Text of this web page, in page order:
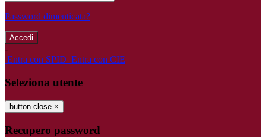
Password dimenticata?
-
Entra con SPID Entra con CIE
Seleziona utente
button close ×
Recupero password